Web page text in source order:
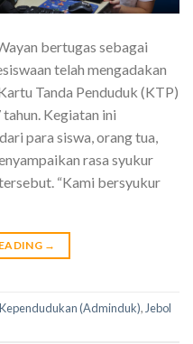
bertugas sebagai
telah mengadakan
Tanda Penduduk (KTP)
Kegiatan ini
para siswa, orang tua,
rasa syukur
“Kami bersyukur
→
(Adminduk), Jebol